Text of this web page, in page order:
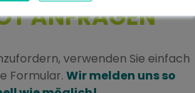
ANFRAGEN
verwenden Sie einfach
Formular. Wir melden uns so